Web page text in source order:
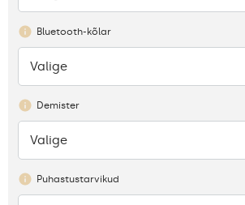
Bluetooth-kõlar
Puudub
Valige
Demister
Puudub
Valige
Puhastustarvikud